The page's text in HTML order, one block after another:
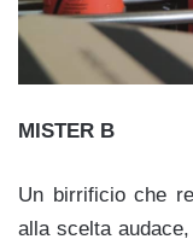
MISTER B
Un birrificio che
alla scelta